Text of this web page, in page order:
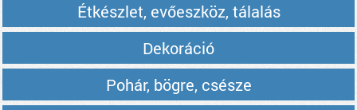
Étkészlet, evőeszköz, tálalás
Dekoráció
Pohár, bögre, csésze